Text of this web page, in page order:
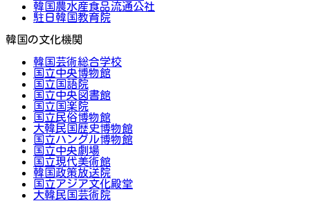
韓国農水産食品流通公社
駐日韓国教育院
韓国の文化機関
韓国芸術総合学校
国立中央博物館
国立国語院
国立中央図書館
国立国楽院
国立民俗博物館
大韓民国歴史博物館
国立ハングル博物館
国立中央劇場
国立現代美術館
韓国政策放送院
国立アジア文化殿堂
大韓民国芸術院